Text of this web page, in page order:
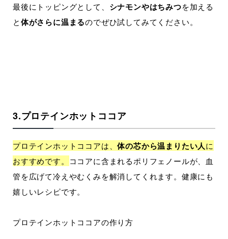
最後にトッピングとして、 シナモンやはちみつを加える
と体がさらに温まるのでぜひ試してみてください。
3.プロテインホットココア
プロテインホットココアは、体の芯から温まりたい人に
おすすめです。
ココアに含まれるポリフェノールが、血
管を広げて冷えやむくみを解消してくれます。健康にも
嬉しいレシピです。
プロテインホットココアの作り方